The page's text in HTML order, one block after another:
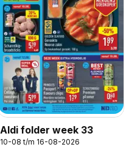
Aldi folder week 33
10-08 t/m 16-08-2026